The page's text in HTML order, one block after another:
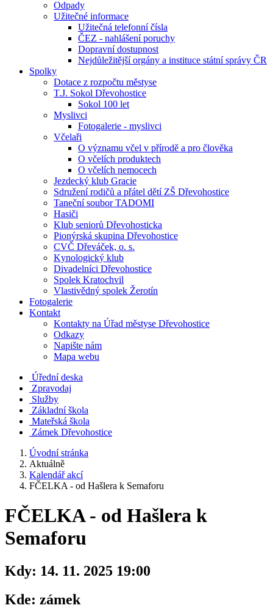
Odpady
Užitečné informace
Užitečná telefonní čísla
ČEZ - nahlášení poruchy
Dopravní dostupnost
Nejdůležitější orgány a instituce státní správy ČR
Spolky
Dotace z rozpočtu městyse
T.J. Sokol Dřevohostice
Sokol 100 let
Myslivci
Fotogalerie - myslivci
Včelaři
O významu včel v přírodě a pro člověka
O včelích produktech
O včelích nemocech
Jezdecký klub Gracie
Sdružení rodičů a přátel dětí ZŠ Dřevohostice
Taneční soubor TADOMI
Hasiči
Klub seniorů Dřevohosticka
Pionýrská skupina Dřevohostice
CVČ Dřeváček, o. s.
Kynologický klub
Divadelníci Dřevohostice
Spolek Kratochvil
Vlastivědný spolek Žerotín
Fotogalerie
Kontakt
Kontakty na Úřad městyse Dřevohostice
Odkazy
Napište nám
Mapa webu
Úřední deska
Zpravodaj
Služby
Základní škola
Mateřská škola
Zámek Dřevohostice
Úvodní stránka
Aktuálně
Kalendář akcí
FČELKA - od Hašlera k Semaforu
FČELKA - od Hašlera k
Semaforu
Kdy: 14. 11. 2025 19:00
Kde: zámek